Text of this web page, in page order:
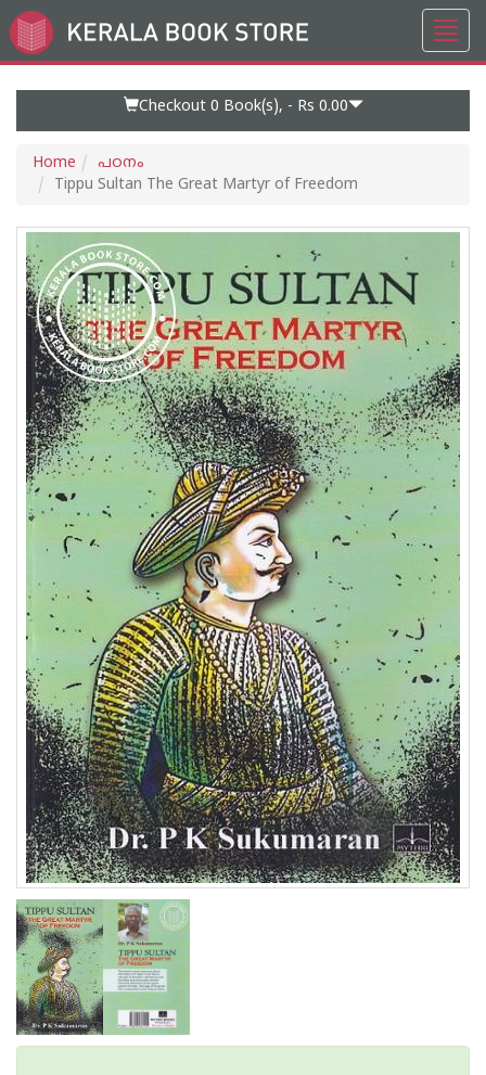
Go
to
Checkout 0 Book(s), - Rs 0.00
Home
പഠനം
Tippu Sultan The Great Martyr of Freedom